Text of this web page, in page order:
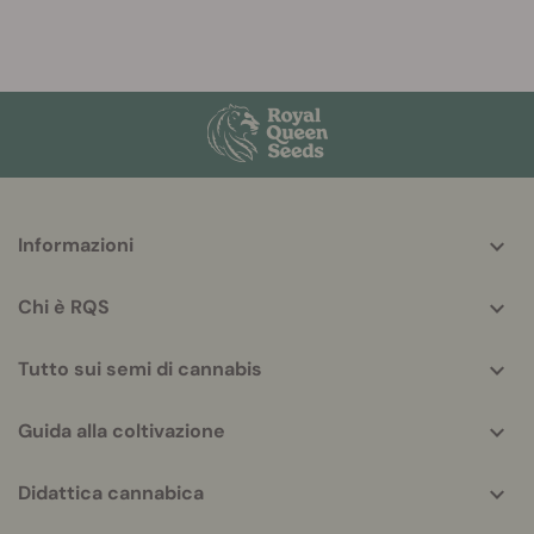
helpful
Informazioni
Chi è RQS
Tutto sui semi di cannabis
Guida alla coltivazione
Didattica cannabica